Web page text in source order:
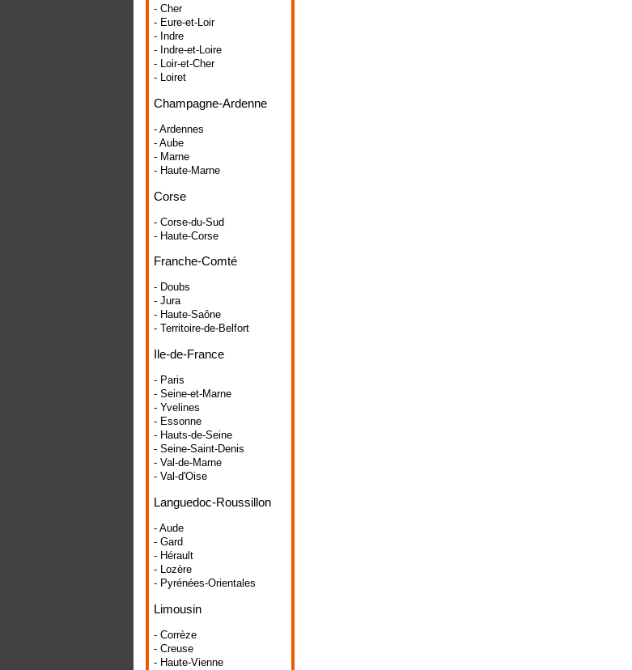
- Cher
- Eure-et-Loir
- Indre
- Indre-et-Loire
- Loir-et-Cher
- Loiret
Champagne-Ardenne
- Ardennes
- Aube
- Marne
- Haute-Marne
Corse
- Corse-du-Sud
- Haute-Corse
Franche-Comté
- Doubs
- Jura
- Haute-Saône
- Territoire-de-Belfort
Ile-de-France
- Paris
- Seine-et-Marne
- Yvelines
- Essonne
- Hauts-de-Seine
- Seine-Saint-Denis
- Val-de-Marne
- Val-d'Oise
Languedoc-Roussillon
- Aude
- Gard
- Hérault
- Lozère
- Pyrénées-Orientales
Limousin
- Corrèze
- Creuse
- Haute-Vienne